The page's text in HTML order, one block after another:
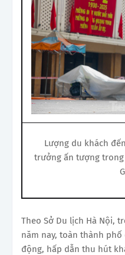
Lượng du khách
trưởng ấn tượng trong
Theo Sở Du lịch Hà Nội,
năm nay, toàn thành
động, hấp dẫn thu hút